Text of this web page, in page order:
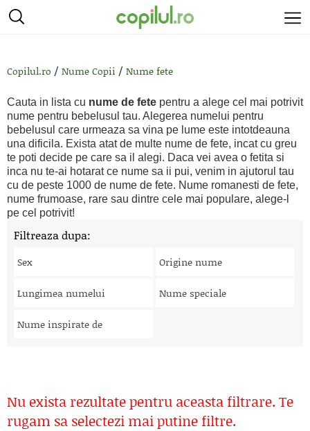
Copilul.ro / Nume Copii / Nume fete
Cauta in lista cu nume de fete pentru a alege cel mai potrivit
nume pentru bebelusul tau. Alegerea numelui pentru
bebelusul care urmeaza sa vina pe lume este intotdeauna
una dificila. Exista atat de multe nume de fete, incat cu greu
te poti decide pe care sa il alegi. Daca vei avea o fetita si
inca nu te-ai hotarat ce nume sa ii pui, venim in ajutorul tau
cu de peste 1000 de nume de fete. Nume romanesti de fete,
nume frumoase, rare sau dintre cele mai populare, alege-l
pe cel potrivit!
Filtreaza dupa:
Sex Origine nume
Lungimea numelui Nume speciale
Nume inspirate de
Nu exista rezultate pentru aceasta filtrare. Te
rugam sa selectezi mai putine filtre.